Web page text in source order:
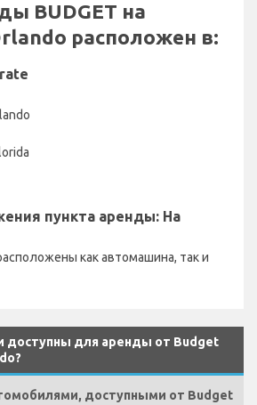
BUDGET на
расположен в:
пункта аренды: На
как автомашина, так и
доступны для аренды от Budget
доступными от Budget